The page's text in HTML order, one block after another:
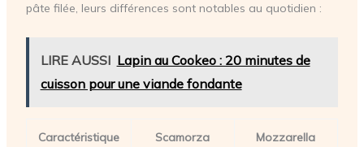
pâte filée, leurs différences sont notables au quotidien :
LIRE AUSSI Lapin au Cookeo : 20 minutes de
cuisson pour une viande fondante
Caractéristique Scamorza Mozzarella